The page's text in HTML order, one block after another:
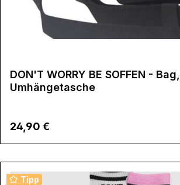
DON'T WORRY BE SOFFEN - Bag,
Umhängetasche
Regulärer Preis:
24,90 €
Tipp